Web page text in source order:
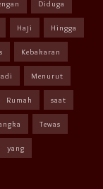
Diduga
Haji Hingga
Kebakaran
Menurut
Rumah saat
Tewas
yang